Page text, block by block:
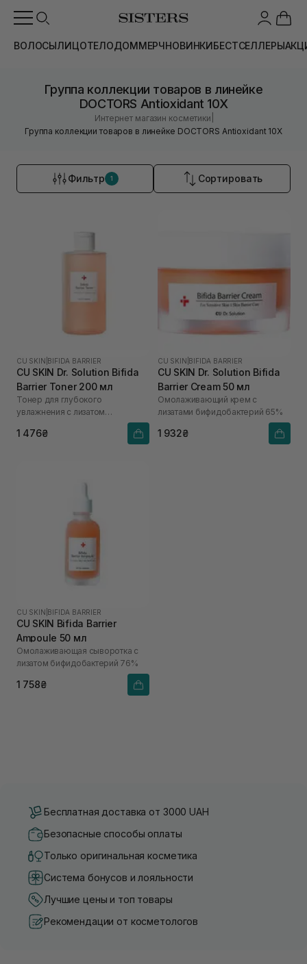
ВОЛОСЫЛИЦОТЕЛОДОММЕРЧНОВИНКИБЕСТСЕЛЛЕРЫ
Группа коллекции товаров в линейке
DOCTORS Antioxidant 10X
Интернет магазин косметики
Группа коллекции товаров в линейке DOCTORS Antioxidant 10X
Фильтр 1 Сортировать
CU SKIN BIFIDA BARRIER
CU SKIN Dr. Solution Bifida
Barrier Toner 200 мл
Тонер для глубокого
увлажнения с лизатом
1 476₴
CU SKIN BIFIDA BARRIER
CU SKIN Dr. Solution Bifida
Barrier Cream 50 мл
Омолаживающий крем с
лизатами бифидобактерий 65%
1 932₴
CU SKIN BIFIDA BARRIER
CU SKIN Bifida Barrier
Ampoule 50 мл
Омолаживающая сыворотка с
лизатом бифидобактерий 76%
1 758₴
Бесплатная доставка от 3000 UAH
Безопасные способы оплаты
Только оригинальная косметика
Система бонусов и лояльности
Лучшие цены и топ товары
Рекомендации от косметологов